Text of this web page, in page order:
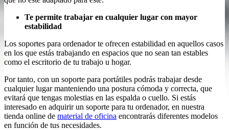
Te permite trabajar en cualquier lugar con mayor
estabilidad
Los soportes para ordenador te ofrecen estabilidad en aquellos casos
en los que estás trabajando en espacios que no sean tan estables
como el escritorio de tu trabajo u hogar.
Por tanto, con un soporte para portátiles podrás trabajar desde
cualquier lugar manteniendo una postura cómoda y correcta, que
evitará que tengas molestias en las espalda o cuello. Si estás
interesado en adquirir un soporte para tu ordenador, en nuestra
tienda online de material de oficina encontrarás diferentes modelos
en función de tus necesidades.